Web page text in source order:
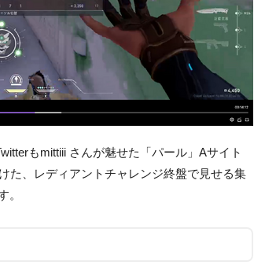
もmittiii さんが魅せた「パール」Aサイト
た、レディアントチャレンジ終盤で見せる集
。